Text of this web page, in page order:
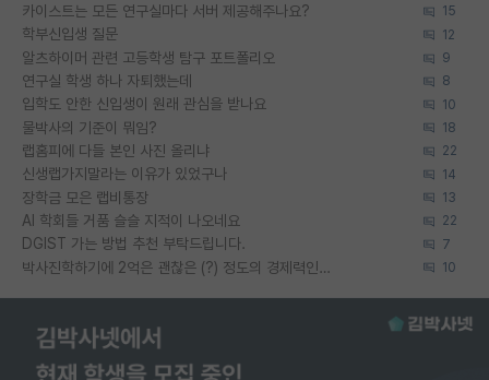
카이스트는 모든 연구실마다 서버 제공해주나요? 15
학부신입생 질문 12
알츠하이머 관련 고등학생 탐구 포트폴리오 9
연구실 학생 하나 자퇴했는데 8
입학도 안한 신입생이 원래 관심을 받나요 10
물박사의 기준이 뭐임? 18
랩홈피에 다들 본인 사진 올리냐 22
신생랩가지말라는 이유가 있었구나 14
장학금 모은 랩비통장 13
AI 학회들 거품 슬슬 지적이 나오네요 22
DGIST 가는 방법 추천 부탁드립니다. 7
박사진학하기에 2억은 괜찮은 (?) 정도의 경제력인가요 10